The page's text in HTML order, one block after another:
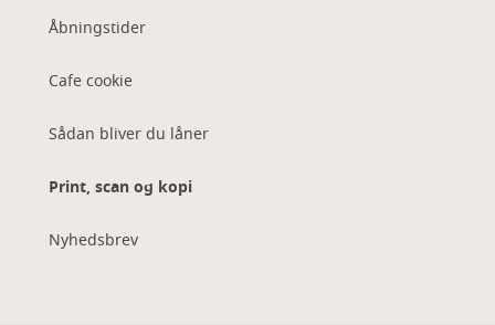
Åbningstider
Cafe cookie
Sådan bliver du låner
Print, scan og kopi
Nyhedsbrev